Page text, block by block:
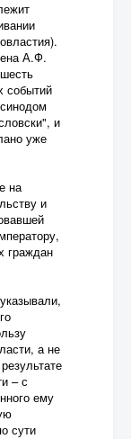
А.Ф.
событий
и
уже
на
и
граждан
а не
– с
ему
сути